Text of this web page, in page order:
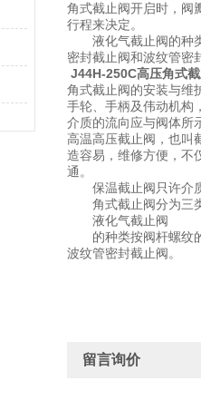
角式截止阀开启时，阀
行程来决定。
液化气截止阀的种类
密封截止阀和波纹管密
J44H-250C高压角式
角式截止阀的安装与
手轮、手柄及伟动机构
介质的流向应与阀体所
高温高压截止阀，也叫
造容易，维修方便，不
通。
保温截止阀只许介质
角式截止阀分为三类
液化气截止阀
的种类按阀杆螺纹的
波纹管密封截止阀。
留言询价